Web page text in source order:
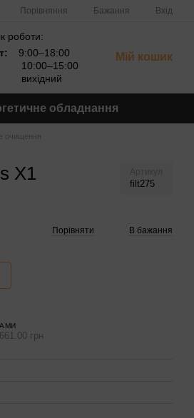
Порівняння Бажання Вхід
роботи:
9:00–18:00
10:00–15:00
вихідний
Мій кошик
обладнання
очищення
X1 filt275
Порівняти В бажання
грн